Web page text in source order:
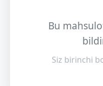
Bu
Siz birinchi